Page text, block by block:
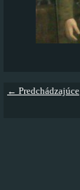
← Predchádzajúce